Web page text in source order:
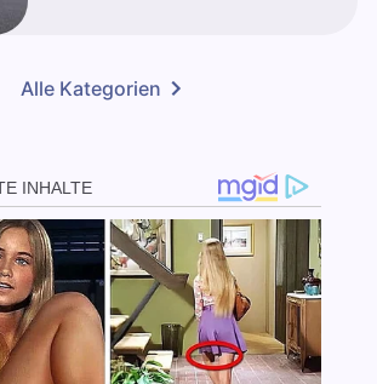
Alle Kategorien